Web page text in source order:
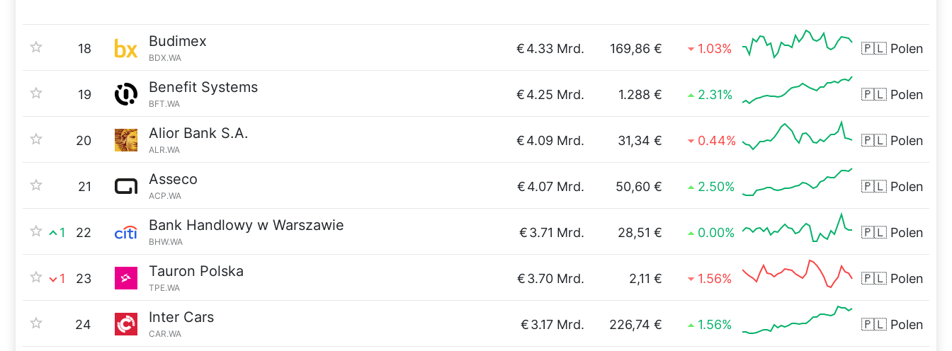
18 Budimex
BDX.WA
€4.33 Mrd. 169,86 € 1.03% 🇵🇱 Polen
19 Benefit Systems
BFT.WA
€4.25 Mrd. 1.288 € 2.31% 🇵🇱 Polen
20 Alior Bank S.A.
ALR.WA
€4.09 Mrd. 31,34 € 0.44% 🇵🇱 Polen
21 Asseco
ACP.WA
€4.07 Mrd. 50,60 € 2.50% 🇵🇱 Polen
1 22 Bank Handlowy w Warszawie
BHW.WA
€3.71 Mrd. 28,51 € 0.00% 🇵🇱 Polen
1 23 Tauron Polska
TPE.WA
€3.70 Mrd. 2,11 € 1.56% 🇵🇱 Polen
24 Inter Cars
CAR.WA
€3.17 Mrd. 226,74 € 1.56% 🇵🇱 Polen